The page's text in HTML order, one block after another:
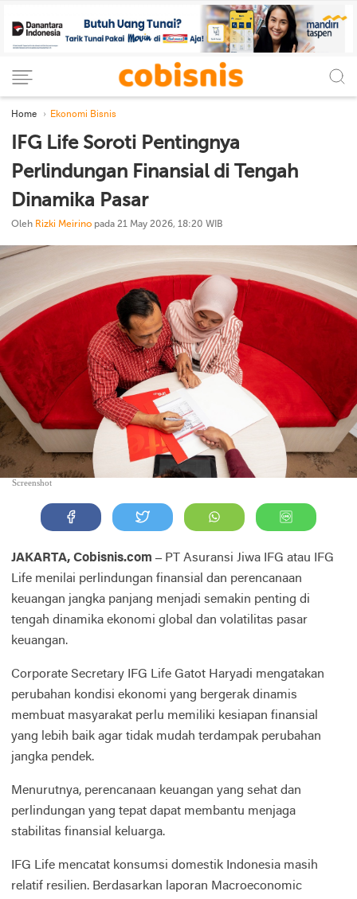
Home Ekonomi Bisnis
IFG Life Soroti Pentingnya
Perlindungan Finansial di Tengah
Dinamika Pasar
Oleh Rizki Meirino pada 21 May 2026, 18:20 WIB
Screenshot
JAKARTA, Cobisnis.com – PT Asuransi Jiwa IFG atau IFG
Life menilai perlindungan finansial dan perencanaan
keuangan jangka panjang menjadi semakin penting di
tengah dinamika ekonomi global dan volatilitas pasar
keuangan.
Corporate Secretary IFG Life Gatot Haryadi mengatakan
perubahan kondisi ekonomi yang bergerak dinamis
membuat masyarakat perlu memiliki kesiapan finansial
yang lebih baik agar tidak mudah terdampak perubahan
jangka pendek.
Menurutnya, perencanaan keuangan yang sehat dan
perlindungan yang tepat dapat membantu menjaga
stabilitas finansial keluarga.
IFG Life mencatat konsumsi domestik Indonesia masih
relatif resilien. Berdasarkan laporan Macroeconomic